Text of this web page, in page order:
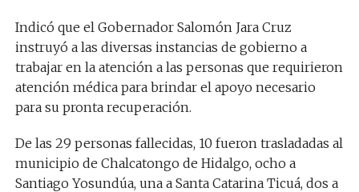
Indicó que el Gobernador Salomón Jara Cruz
instruyó a las diversas instancias de gobierno a
trabajar en la atención a las personas que requirieron
atención médica para brindar el apoyo necesario
para su pronta recuperación.
De las 29 personas fallecidas, 10 fueron trasladadas al
municipio de Chalcatongo de Hidalgo, ocho a
Santiago Yosundúa, una a Santa Catarina Ticuá, dos a